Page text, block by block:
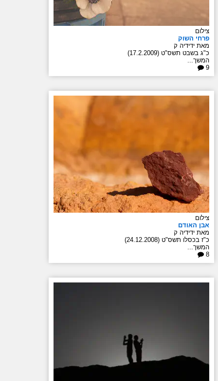
צילום
פרחי השוק
מאת ידידיה ק
כ"ג בשבט תשס"ט (17.2.2009)
המשך...
9
צילום
אבן האודם
מאת ידידיה ק
כ"ז בכסלו תשס"ט (24.12.2008)
המשך...
8